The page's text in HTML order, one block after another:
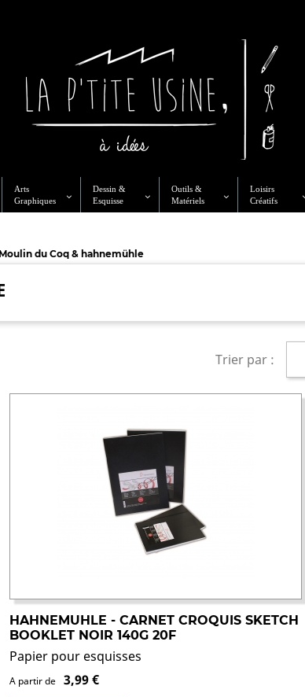
Arts
Graphiques
Dessin &
Esquisse
Outils &
Matériels
Loisirs
Créatifs
Moulin du Coq & hahnemühle
Trier par :
HAHNEMUHLE - CARNET CROQUIS SKETCH
BOOKLET NOIR 140G 20F
Papier pour esquisses
A partir de 3,99 €